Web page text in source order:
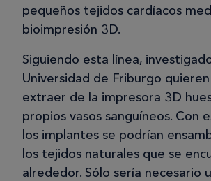
pequeños tejidos cardíacos
bioimpresión 3D.
Siguiendo esta línea,
Universidad de Friburgo
extraer de la impresora 3D
propios vasos sanguíneos. Con
los implantes se podrían
los tejidos naturales que se
alrededor. Sólo sería necesario